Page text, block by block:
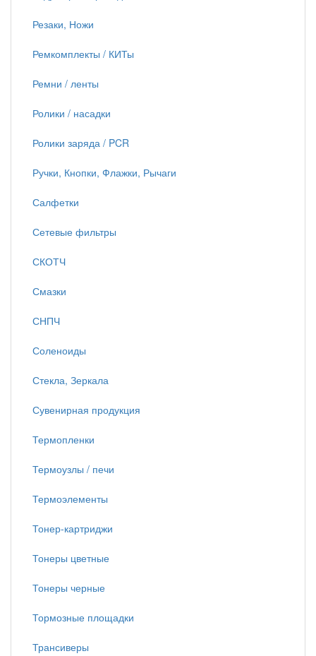
Резаки, Ножи
Ремкомплекты / КИТы
Ремни / ленты
Ролики / насадки
Ролики заряда / PCR
Ручки, Кнопки, Флажки, Рычаги
Салфетки
Сетевые фильтры
СКОТЧ
Смазки
СНПЧ
Соленоиды
Стекла, Зеркала
Сувенирная продукция
Термопленки
Термоузлы / печи
Термоэлементы
Тонер-картриджи
Тонеры цветные
Тонеры черные
Тормозные площадки
Трансиверы